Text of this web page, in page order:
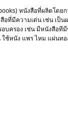
หนังสือที่ผลิตโดย
มีความเด่น เช่น เป็น
บครอง เช่น มีหนังสือที
ช้หนัง แพร ไหม แผ่นท